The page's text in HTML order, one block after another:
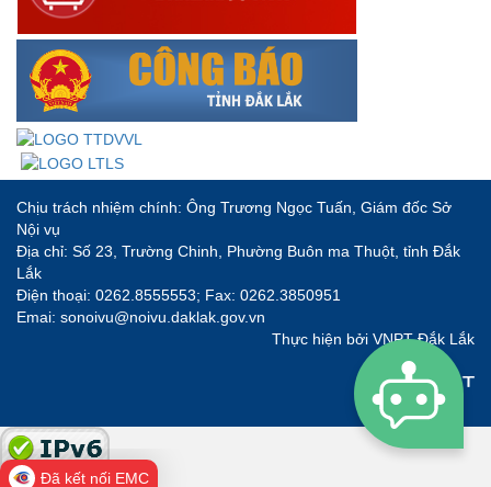
Chịu trách nhiệm chính: Ông Trương Ngọc Tuấn, Giám đốc Sở
Nội vụ
Địa chỉ: Số 23, Trường Chinh, Phường Buôn ma Thuột, tỉnh Đắk
Lắk
Điện thoại: 0262.8555553; Fax: 0262.3850951
Emai: sonoivu@noivu.daklak.gov.vn
Thực hiện bởi VNPT Đắk Lắk
Đã kết nối EMC